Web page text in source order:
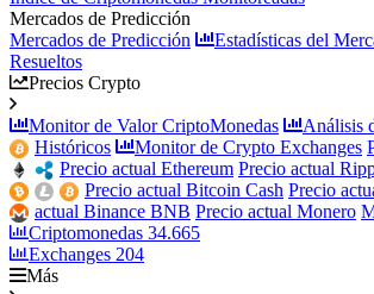
Mercados de Predicción
Mercados de Predicción
Estadísticas del
Resueltos
Precios Crypto
Monitor de Valor CriptoMonedas
Análisis
Históricos
Monitor de Crypto Exchanges
Precio actual Ethereum Precio actual
Precio actual Bitcoin Cash Precio
actual Binance BNB Precio actual Monero
Criptomonedas 34.665
Exchanges 204
Más